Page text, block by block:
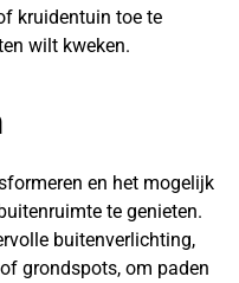
kruidentuin toe te
wilt kweken.
en het mogelijk
te genieten.
buitenverlichting,
grondspots, om paden